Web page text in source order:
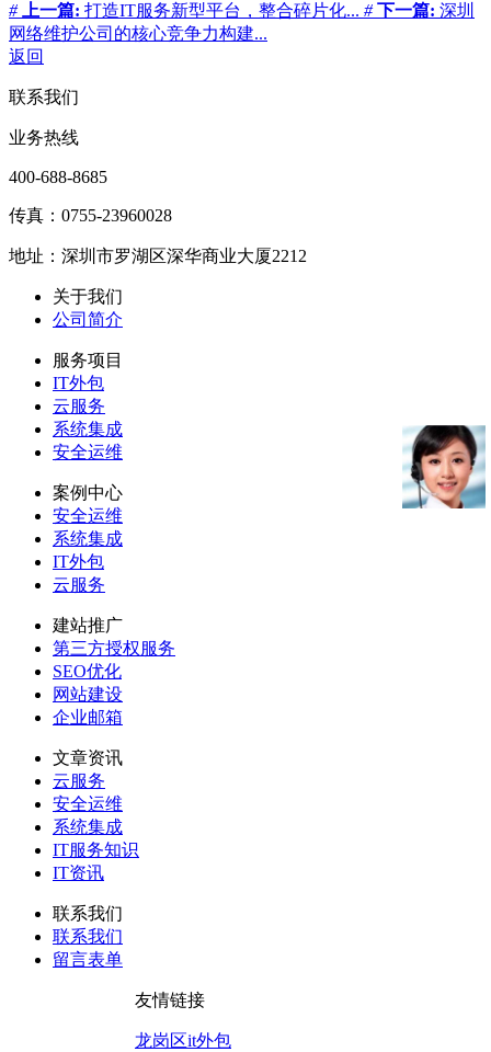
# 上一篇: 打造IT服务新型平台，整合碎片化... # 下一篇: 深圳
网络维护公司的核心竞争力构建...
返回
联系我们
业务热线
400-688-8685
传真：0755-23960028
地址：深圳市罗湖区深华商业大厦2212
关于我们
公司简介
服务项目
IT外包
云服务
系统集成
安全运维
案例中心
安全运维
系统集成
IT外包
云服务
建站推广
第三方授权服务
SEO优化
网站建设
企业邮箱
文章资讯
云服务
安全运维
系统集成
IT服务知识
IT资讯
联系我们
联系我们
留言表单
友情链接
龙岗区it外包